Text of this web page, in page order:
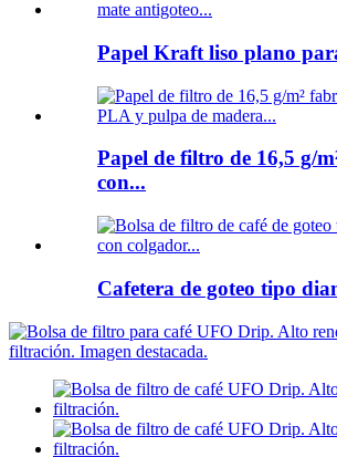
Papel Kraft liso plano
Papel de filtro de 16,5 g/
con...
Cafetera de goteo tipo